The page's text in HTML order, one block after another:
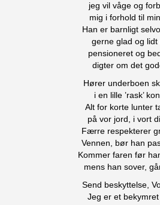
jeg vil våge og
mig i forhold til
Han er barnligt
gerne glad og lidt
pensioneret og
digter om det
Hører underboen
i en lille ’rask’
Alt for korte lunter
på vor jord, i vort
Færre respekterer
Vennen, bør han
Kommer faren før
mens han sover,
Send beskyttelse,
Jeg er et bekymret